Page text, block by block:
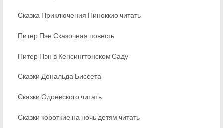
Сказка Приключения Пиноккио читать
Питер Пэн Сказочная повесть
Питер Пэн в Кенсингтонском Саду
Сказки Дональда Биссета
Сказки Одоевского читать
Сказки короткие на ночь детям читать